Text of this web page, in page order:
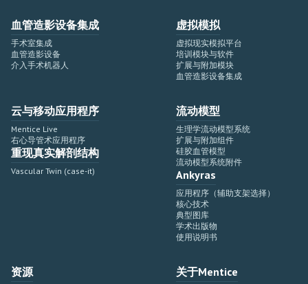
血管造影设备集成
手术室集成
血管造影设备
介入手术机器人
虚拟模拟
虚拟现实模拟平台
培训模块与软件
扩展与附加模块
血管造影设备集成
云与移动应用程序
Mentice Live
右心导管术应用程序
重现真实解剖结构
Vascular Twin (case-it)
流动模型
生理学流动模型系统
扩展与附加组件
硅胶血管模型
流动模型系统附件
Ankyras
应用程序（辅助支架选择）
核心技术
典型图库
学术出版物
使用说明书
资源 关于Mentice